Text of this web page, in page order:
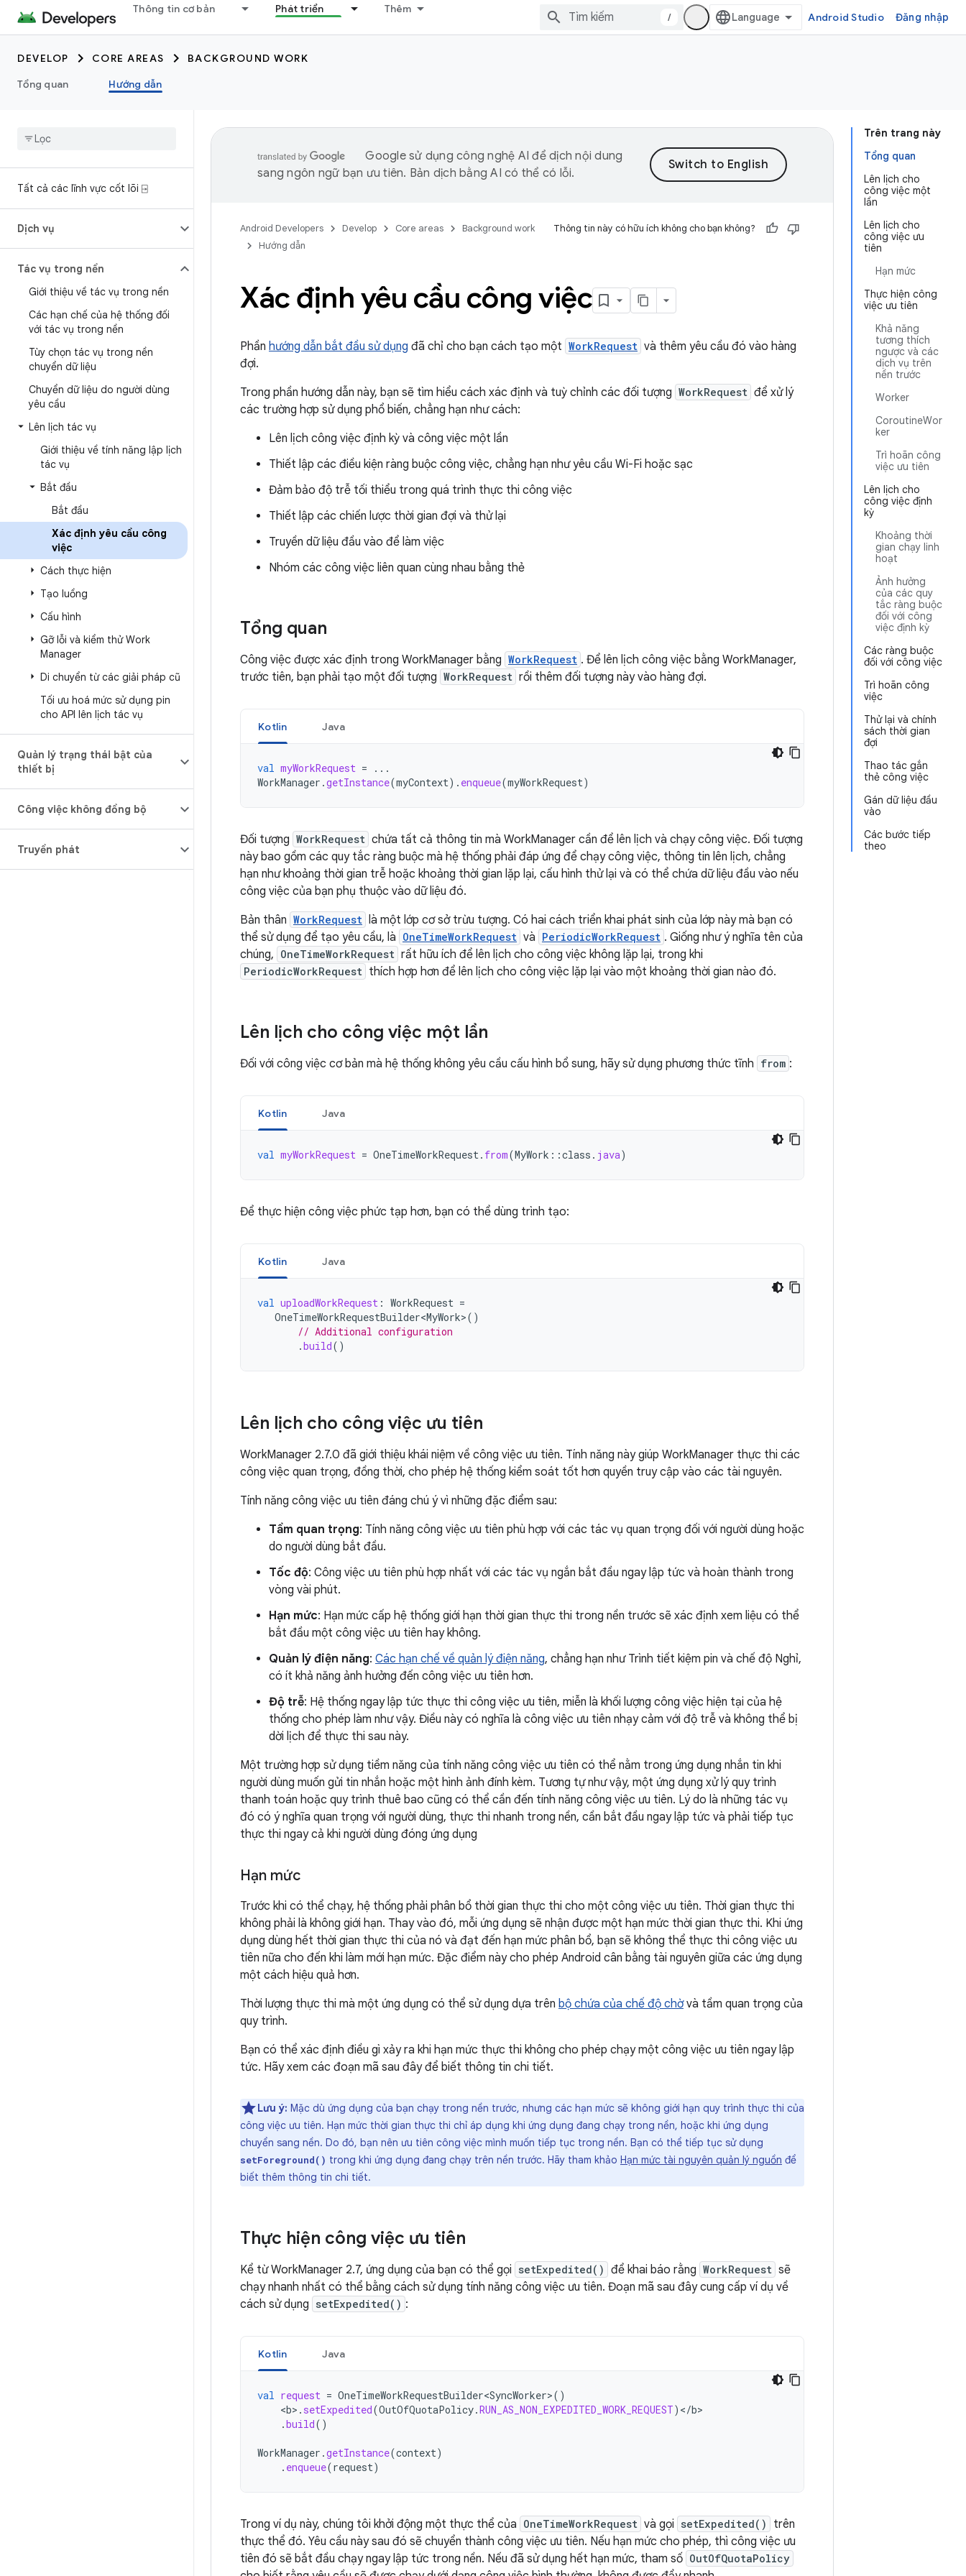
Thông tin cơ bản Phát triển Thêm
/ Android Studio Đăng nhập
DEVELOP CORE AREAS
BACKGROUND WORK
Tổng quan
Hướng dẫn
Tất cả các lĩnh vực cốt lõi ⍈
Dịch vụ
Tác vụ trong nền
Giới thiệu về tác vụ trong nền
Các hạn chế của hệ thống đối
với tác vụ trong nền
Tùy chọn tác vụ trong nền
chuyển dữ liệu
Chuyển dữ liệu do người dùng
yêu cầu
Lên lịch tác vụ
Giới thiệu về tính năng lập lịch
tác vụ
Bắt đầu
Bắt đầu
Xác định yêu cầu công
việc
Cách thực hiện
Tạo luồng
Cấu hình
Gỡ lỗi và kiểm thử Work
Manager
Di chuyển từ các giải pháp cũ
Tối ưu hoá mức sử dụng pin
cho API lên lịch tác vụ
Quản lý trạng thái bật của
thiết bị
Công việc không đồng bộ
Truyền phát
Trên trang này
Tổng quan
Lên lịch cho
công việc một
lần
Lên lịch cho
công việc ưu
tiên
Hạn mức
Thực hiện công
việc ưu tiên
Khả năng
tương thích
ngược và các
dịch vụ trên
nền trước
Worker
CoroutineWor
ker
Trì hoãn công
việc ưu tiên
Lên lịch cho
công việc định
kỳ
Khoảng thời
gian chạy linh
hoạt
Ảnh hưởng
của các quy
tắc ràng buộc
đối với công
việc định kỳ
Các ràng buộc
đối với công việc
Trì hoãn công
việc
Thử lại và chính
sách thời gian
đợi
Thao tác gắn
thẻ công việc
Gán dữ liệu đầu
vào
Các bước tiếp
theo
Google sử dụng công nghệ AI để dịch nội dung
sang ngôn ngữ bạn ưu tiên. Bản dịch bằng AI có thể có lỗi.
Android Developers Develop Core areas
Background work
Hướng dẫn
Thông tin này có hữu ích không cho bạn không?
Xác định yêu cầu công việc
Phần hướng dẫn bắt đầu sử dụng đã chỉ cho bạn cách tạo một WorkRequest và thêm yêu cầu đó vào hàng
đợi.
Trong phần hướng dẫn này, bạn sẽ tìm hiểu cách xác định và tuỳ chỉnh các đối tượng WorkRequest để xử lý
các trường hợp sử dụng phổ biến, chẳng hạn như cách:
Lên lịch công việc định kỳ và công việc một lần
Thiết lập các điều kiện ràng buộc công việc, chẳng hạn như yêu cầu Wi-Fi hoặc sạc
Đảm bảo độ trễ tối thiểu trong quá trình thực thi công việc
Thiết lập các chiến lược thời gian đợi và thử lại
Truyền dữ liệu đầu vào để làm việc
Nhóm các công việc liên quan cùng nhau bằng thẻ
Tổng quan
Công việc được xác định trong WorkManager bằng WorkRequest . Để lên lịch công việc bằng WorkManager,
trước tiên, bạn phải tạo một đối tượng WorkRequest rồi thêm đối tượng này vào hàng đợi.
Kotlin Java
val myWorkRequest =
...
WorkManager .getInstance(myContext). enqueue(myWorkRequest)
Đối tượng WorkRequest chứa tất cả thông tin mà WorkManager cần để lên lịch và chạy công việc. Đối tượng
này bao gồm các quy tắc ràng buộc mà hệ thống phải đáp ứng để chạy công việc, thông tin lên lịch, chẳng
hạn như khoảng thời gian trễ hoặc khoảng thời gian lặp lại, cấu hình thử lại và có thể chứa dữ liệu đầu vào nếu
công việc của bạn phụ thuộc vào dữ liệu đó.
Bản thân WorkRequest là một lớp cơ sở trừu tượng. Có hai cách triển khai phát sinh của lớp này mà bạn có
thể sử dụng để tạo yêu cầu, là OneTimeWorkRequest và PeriodicWorkRequest . Giống như ý nghĩa tên của
chúng, OneTimeWorkRequest rất hữu ích để lên lịch cho công việc không lặp lại, trong khi
PeriodicWorkRequest thích hợp hơn để lên lịch cho công việc lặp lại vào một khoảng thời gian nào đó.
Lên lịch cho công việc một lần
Đối với công việc cơ bản mà hệ thống không yêu cầu cấu hình bổ sung, hãy sử dụng phương thức tĩnh from :
Kotlin Java
val myWorkRequest = OneTimeWorkRequest. from(MyWork ::class . java)
Để thực hiện công việc phức tạp hơn, bạn có thể dùng trình tạo:
Kotlin Java
val uploadWorkRequest : WorkRequest =
OneTimeWorkRequestBuilder<MyWork>()
// Additional configuration
.build()
Lên lịch cho công việc ưu tiên
WorkManager 2.7.0 đã giới thiệu khái niệm về công việc ưu tiên. Tính năng này giúp WorkManager thực thi các
công việc quan trọng, đồng thời, cho phép hệ thống kiểm soát tốt hơn quyền truy cập vào các tài nguyên.
Tính năng công việc ưu tiên đáng chú ý vì những đặc điểm sau:
Tầm quan trọng: Tính năng công việc ưu tiên phù hợp với các tác vụ quan trọng đối với người dùng hoặc
do người dùng bắt đầu.
Tốc độ: Công việc ưu tiên phù hợp nhất với các tác vụ ngắn bắt đầu ngay lập tức và hoàn thành trong
vòng vài phút.
Hạn mức: Hạn mức cấp hệ thống giới hạn thời gian thực thi trong nền trước sẽ xác định xem liệu có thể
bắt đầu một công việc ưu tiên hay không.
Quản lý điện năng: Các hạn chế về quản lý điện năng, chẳng hạn như Trình tiết kiệm pin và chế độ Nghỉ,
có ít khả năng ảnh hưởng đến công việc ưu tiên hơn.
Độ trễ: Hệ thống ngay lập tức thực thi công việc ưu tiên, miễn là khối lượng công việc hiện tại của hệ
thống cho phép làm như vậy. Điều này có nghĩa là công việc ưu tiên nhạy cảm với độ trễ và không thể bị
dời lịch để thực thi sau này.
Một trường hợp sử dụng tiềm năng của tính năng công việc ưu tiên có thể nằm trong ứng dụng nhắn tin khi
người dùng muốn gửi tin nhắn hoặc một hình ảnh đính kèm. Tương tự như vậy, một ứng dụng xử lý quy trình
thanh toán hoặc quy trình thuê bao cũng có thể cần đến tính năng công việc ưu tiên. Lý do là những tác vụ
đó có ý nghĩa quan trọng với người dùng, thực thi nhanh trong nền, cần bắt đầu ngay lập tức và phải tiếp tục
thực thi ngay cả khi người dùng đóng ứng dụng
Hạn mức
Trước khi có thể chạy, hệ thống phải phân bổ thời gian thực thi cho một công việc ưu tiên. Thời gian thực thi
không phải là không giới hạn. Thay vào đó, mỗi ứng dụng sẽ nhận được một hạn mức thời gian thực thi. Khi ứng
dụng dùng hết thời gian thực thi của nó và đạt đến hạn mức phân bổ, bạn sẽ không thể thực thi công việc ưu
tiên nữa cho đến khi làm mới hạn mức. Đặc điểm này cho phép Android cân bằng tài nguyên giữa các ứng dụng
một cách hiệu quả hơn.
Thời lượng thực thi mà một ứng dụng có thể sử dụng dựa trên bộ chứa của chế độ chờvà tầm quan trọng của
quy trình.
Bạn có thể xác định điều gì xảy ra khi hạn mức thực thi không cho phép chạy một công việc ưu tiên ngay lập
tức. Hãy xem các đoạn mã sau đây để biết thông tin chi tiết.
Lưu ý: Mặc dù ứng dụng của bạn chạy trong nền trước, nhưng các hạn mức sẽ không giới hạn quy trình thực thi của
công việc ưu tiên. Hạn mức thời gian thực thi chỉ áp dụng khi ứng dụng đang chạy trong nền, hoặc khi ứng dụng
chuyển sang nền. Do đó, bạn nên ưu tiên công việc mình muốn tiếp tục trong nền. Bạn có thể tiếp tục sử dụng
setForeground() trong khi ứng dụng đang chạy trên nền trước. Hãy tham khảo Hạn mức tài nguyên quản lý nguồn để
biết thêm thông tin chi tiết.
Thực hiện công việc ưu tiên
Kể từ WorkManager 2.7, ứng dụng của bạn có thể gọi setExpedited() để khai báo rằng WorkRequest sẽ
chạy nhanh nhất có thể bằng cách sử dụng tính năng công việc ưu tiên. Đoạn mã sau đây cung cấp ví dụ về
cách sử dụng setExpedited() :
Kotlin Java
val request = OneTimeWorkRequestBuilder<SyncWorker>()
<b> . setExpedited(OutOfQuotaPolicy.RUN_AS_NON_EXPEDITED_WORK_REQUEST) </b
.build()
WorkManager .getInstance(context)
. enqueue(request)
Trong ví dụ này, chúng tôi khởi động một thực thể của OneTimeWorkRequest và gọi setExpedited()
trên
thực thể đó. Yêu cầu này sau đó sẽ chuyển thành công việc ưu tiên. Nếu hạn mức cho phép, thì công việc ưu
tiên đó sẽ bắt đầu chạy ngay lập tức trong nền. Nếu đã sử dụng hết hạn mức, tham số OutOfQuotaPolicy